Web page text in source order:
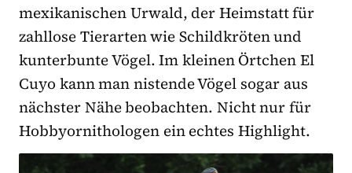
mexikanischen Urwald, der Heimstatt für
zahllose Tierarten wie Schildkröten und
kunterbunte Vögel. Im kleinen Örtchen El
Cuyo kann man nistende Vögel sogar aus
nächster Nähe beobachten. Nicht nur für
Hobbyornithologen ein echtes Highlight.